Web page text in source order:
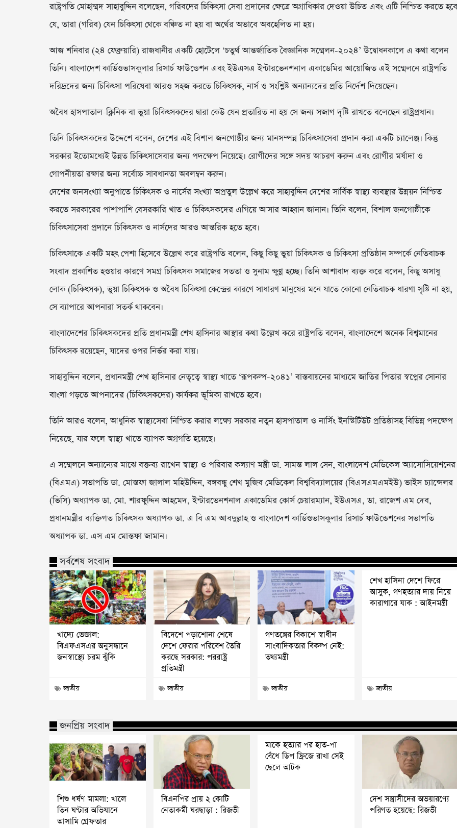
রাষ্ট্রপতি মোহাম্মদ সাহাবুদ্দিন বলেছেন, গরিবদের চিকিৎসা সেবা প্রদানের ক্ষেত্রে অগ্রাধিকার দেওয়া উচিত এবং এটি নিশ্চিত করতে হবে
যে, তারা (গরিব) যেন চিকিৎসা থেকে বঞ্চিত না হয় বা অর্থের অভাবে অবহেলিত না হয়।
আজ শনিবার (২৪ ফেব্রুয়ারি) রাজধানীর একটি হোটেলে ‘চতুর্থ আন্তর্জাতিক বৈজ্ঞানিক সম্মেলন-২০২৪’ উদ্বোধনকালে এ কথা বলেন
তিনি। বাংলাদেশ কার্ডিওভাসকুলার রিসার্চ ফাউন্ডেশন এবং ইউএসএ ইন্টারভেনশনাল একাডেমির আয়োজিত এই সম্মেলনে রাষ্ট্রপতি
দরিদ্রদের জন্য চিকিৎসা পরিষেবা আরও সহজ করতে চিকিৎসক, নার্স ও সংশ্লিষ্ট অন্যান্যদের প্রতি নির্দেশ দিয়েছেন।
অবৈধ হাসপাতাল-ক্লিনিক বা ভুয়া চিকিৎসকদের দ্বারা কেউ যেন প্রতারিত না হয় সে জন্য সজাগ দৃষ্টি রাখতে বলেছেন রাষ্ট্রপ্রধান।
তিনি চিকিৎসকদের উদ্দেশে বলেন, দেশের এই বিশাল জনগোষ্ঠীর জন্য মানসম্পন্ন চিকিৎসাসেবা প্রদান করা একটি চ্যালেঞ্জ। কিন্তু
সরকার ইতোমধ্যেই উন্নত চিকিৎসাসেবার জন্য পদক্ষেপ নিয়েছে। রোগীদের সঙ্গে সদয় আচরণ করুন এবং রোগীর মর্যাদা ও
গোপনীয়তা রক্ষার জন্য সর্বোচ্চ সাবধানতা অবলম্বন করুন।
দেশের জনসংখ্যা অনুপাতে চিকিৎসক ও নার্সের সংখ্যা অপ্রতুল উল্লেখ করে সাহাবুদ্দিন দেশের সার্বিক স্বাস্থ্য ব্যবস্থার উন্নয়ন নিশ্চিত
করতে সরকারের পাশাপাশি বেসরকারি খাত ও চিকিৎসকদের এগিয়ে আসার আহ্বান জানান। তিনি বলেন, বিশাল জনগোষ্ঠীকে
চিকিৎসাসেবা প্রদানে চিকিৎসক ও নার্সদের আরও আন্তরিক হতে হবে।
চিকিৎসাকে একটি মহৎ পেশা হিসেবে উল্লেখ করে রাষ্ট্রপতি বলেন, কিছু কিছু ভুয়া চিকিৎসক ও চিকিৎসা প্রতিষ্ঠান সম্পর্কে নেতিবাচক
সংবাদ প্রকাশিত হওয়ার কারণে সমগ্র চিকিৎসক সমাজের সততা ও সুনাম ক্ষুণ্ণ হচ্ছে। তিনি আশাবাদ ব্যক্ত করে বলেন, কিছু অসাধু
লোক (চিকিৎসক), ভুয়া চিকিৎসক ও অবৈধ চিকিৎসা কেন্দ্রের কারণে সাধারণ মানুষের মনে যাতে কোনো নেতিবাচক ধারণা সৃষ্টি না হয়,
সে ব্যাপারে আপনারা সতর্ক থাকবেন।
বাংলাদেশের চিকিৎসকদের প্রতি প্রধানমন্ত্রী শেখ হাসিনার আস্থার কথা উল্লেখ করে রাষ্ট্রপতি বলেন, বাংলাদেশে অনেক বিশ্বমানের
চিকিৎসক রয়েছেন, যাদের ওপর নির্ভর করা যায়।
সাহাবুদ্দিন বলেন, প্রধানমন্ত্রী শেখ হাসিনার নেতৃত্বে স্বাস্থ্য খাতে ‘রূপকল্প-২০৪১’ বাস্তবায়নের মাধ্যমে জাতির পিতার স্বপ্নের সোনার
বাংলা গড়তে আপনাদের (চিকিৎসকদের) কার্যকর ভূমিকা রাখতে হবে।
তিনি আরও বলেন, আধুনিক স্বাস্থ্যসেবা নিশ্চিত করার লক্ষ্যে সরকার নতুন হাসপাতাল ও নার্সিং ইনস্টিটিউট প্রতিষ্ঠাসহ বিভিন্ন পদক্ষেপ
নিয়েছে, যার ফলে স্বাস্থ্য খাতে ব্যাপক অগ্রগতি হয়েছে।
এ সম্মেলনে অন্যান্যের মাঝে বক্তব্য রাখেন স্বাস্থ্য ও পরিবার কল্যাণ মন্ত্রী ডা. সামন্ত লাল সেন, বাংলাদেশ মেডিকেল অ্যাসোসিয়েশনের
(বিএমএ) সভাপতি ডা. মোস্তফা জালাল মহিউদ্দিন, বঙ্গবন্ধু শেখ মুজিব মেডিকেল বিশ্ববিদ্যালয়ের (বিএসএমএমইউ) ভাইস চ্যান্সেলর
(ভিসি) অধ্যাপক ডা. মো. শারফুদ্দিন আহমেদ, ইন্টারভেনশনাল একাডেমির কোর্স চেয়ারম্যান, ইউএসএ, ডা. রাজেশ এম দেব,
প্রধানমন্ত্রীর ব্যক্তিগত চিকিৎসক অধ্যাপক ডা. এ বি এম আবদুল্লাহ ও বাংলাদেশ কার্ডিওভাসকুলার রিসার্চ ফাউন্ডেশনের সভাপতি
অধ্যাপক ডা. এস এম মোস্তফা জামান।
সর্বশেষ সংবাদ
খাদ্যে ভেজাল:
বিএফএসএর অনুসন্ধানে
জনস্বাস্থ্যে চরম ঝুঁকি
জাতীয়
বিদেশে পড়াশোনা শেষে
দেশে ফেরার পরিবেশ তৈরি
করছে সরকার: পররাষ্ট্র
প্রতিমন্ত্রী
জাতীয়
গণতন্ত্রের বিকাশে স্বাধীন
সাংবাদিকতার বিকল্প নেই:
তথ্যমন্ত্রী
জাতীয়
শেখ হাসিনা দেশে ফিরে
আসুক, গণহত্যার দায় নিয়ে
কারাগারে যাক : আইনমন্ত্রী
জাতীয়
জনপ্রিয় সংবাদ
শিশু ধর্ষণ মামলা: খালে
তিন ঘণ্টার অভিযানে
আসামি গ্রেফতার
বিএনপির প্রায় ২ কোটি
নেতাকর্মী ঘরছাড়া : রিজভী
মাকে হত্যার পর হাত-পা
বেঁধে ডিপ ফ্রিজে রাখা সেই
ছেলে আটক
দেশ সন্ত্রাসীদের অভয়ারণ্যে
পরিণত হয়েছে: রিজভী